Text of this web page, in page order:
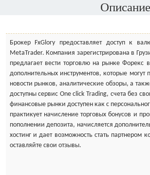
Брокер FxGlory предоставляет доступ к
MetaTrader. Компания зарегистрирована в
предлагает вести торговлю на рынке
дополнительных инструментов, которые
новости рынков, аналитические обзоры, а
доступны сервис One click Trading, счета без
финансовые рынки доступен как с
практикует начисление торговых бонусов и
пополнении депозита, начисляется
хостинг и дает возможность стать партнером